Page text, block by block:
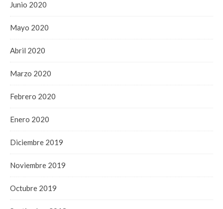
Junio 2020
Mayo 2020
Abril 2020
Marzo 2020
Febrero 2020
Enero 2020
Diciembre 2019
Noviembre 2019
Octubre 2019